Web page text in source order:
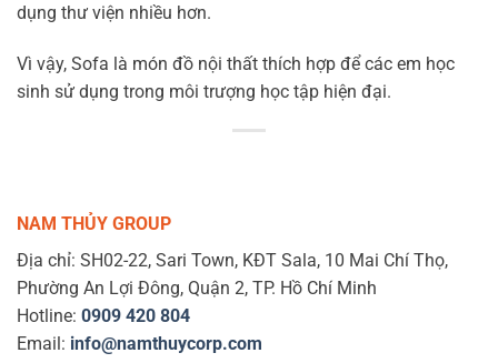
dụng thư viện nhiều hơn.
Vì vậy, Sofa là món đồ nội thất thích hợp để các em học
sinh sử dụng trong môi trượng học tập hiện đại.
NAM THỦY GROUP
Địa chỉ: SH02-22, Sari Town, KĐT Sala, 10 Mai Chí Thọ,
Phường An Lợi Đông, Quận 2, TP. Hồ Chí Minh
Hotline: 0909 420 804
Email: info@namthuycorp.com